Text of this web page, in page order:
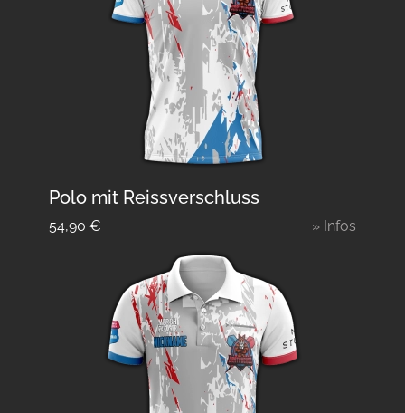
Polo mit Reissverschluss
54,90 € » Infos